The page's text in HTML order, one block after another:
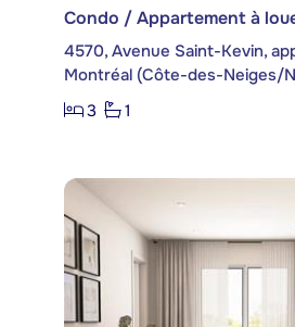
Condo / Appartement à
4570, Avenue Saint-Kevin,
3
1